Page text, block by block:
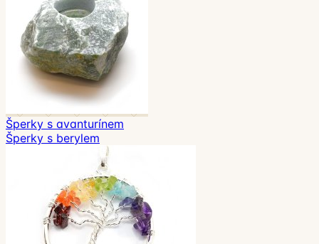
Šperky s avanturínem
Šperky s berylem